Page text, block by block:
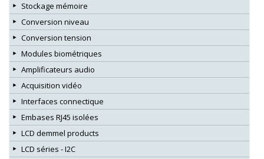
Stockage mémoire
Conversion niveau
Conversion tension
Modules biométriques
Amplificateurs audio
Acquisition vidéo
Interfaces connectique
Embases RJ45 isolées
LCD demmel products
LCD séries - I2C